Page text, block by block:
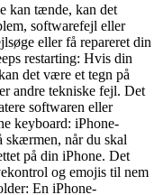
kan tænde, kan det
softwarefejl eller
eller få repareret din
restarting: Hvis din
det være et tegn på
andre tekniske fejl. Det
softwaren eller
keyboard: iPhone-
skærmen, når du skal
på din iPhone. Det
og emojis til nem
En iPhone-